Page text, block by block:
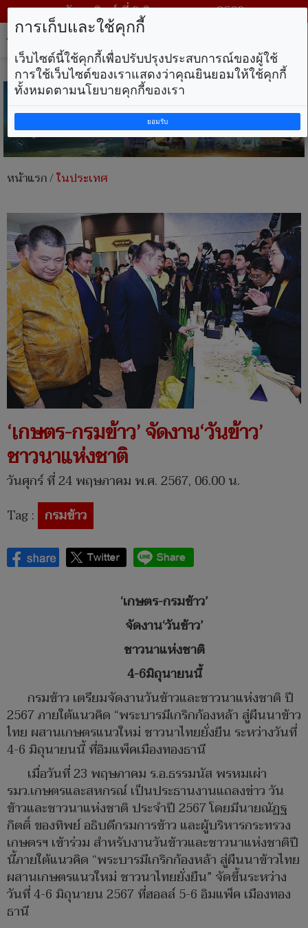
วันอาทิตย์ ที่ 9 สิงหาคม พ.ศ. 2569
หน้าแรก/ในประเทศ
‘เกษตร-กรมข้าว’ จัดงาน‘วันข้าว’
ชาวนาแห่งชาติ
วันศุกร์ ที่ 24 พฤษภาคม พ.ศ. 2567, 06.00 น.
Tag : กรมข้าว
‘เกษตร-กรมข้าว’
จัดงาน‘วันข้าว’
ชาวนาแห่งชาติ
4-6มิถุนายนนี้
กรมข้าว เตรียมจัดงานวันข้าวและชาวนาแห่งชาติ ปี
2567 ภายใต้แนวคิด “พระบารมีเกริกก้องหล้า สู่ผืนนาข้าว
ไทย ผสานเกษตรแนวใหม่ ชาวนาไทยยั่งยืน ระหว่างวันที่
4-6 มิถุนายนนี้ ที่อิมแพ็คเมืองทองธานี
เมื่อวันที่ 23 พฤษภาคม ร.อ.ธรรมนัส พรหมเผ่า
รมว.เกษตรและสหกรณ์ เป็นประธานงานแถลงข่าว วัน
ข้าวและชาวนาแห่งชาติ ประจำปี 2567 โดยมีนายณัฏฐ
กิตติ์ ของทิพย์ อธิบดีกรมการข้าว และผู้บริหารกระทรวง
เกษตรฯ เข้าร่วม สำหรับงานวันข้าวและชาวนาแห่งชาติปี
นี้ภายใต้แนวคิด “พระบารมีเกริกก้องหล้า สู่ผืนนาข้าวไทย
ผสานเกษตรแนวใหม่ ชาวนาไทยยั่งยืน” จัดขึ้นระหว่าง
วันที่ 4-6 มิถุนายน 2567 ที่ฮอลล์ 5-6 อิมแพ็ค เมืองทอง
ธานี
การเก็บและใช้คุกกี้
เว็บไซต์นี้ใช้คุกกี้เพื่อปรับปรุงประสบการณ์ของผู้ใช้
การใช้เว็บไซต์ของเราแสดงว่าคุณยินยอมให้ใช้คุกกี้
ทั้งหมดตามนโยบายคุกกี้ของเรา
ยอมรับ